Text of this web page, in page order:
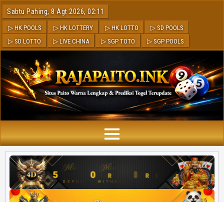
Sabtu Pahing, 8 Agt 2026, 02:11
▷ HK POOLS ▷ HK LOTTERY ▷ HK LOTTO
▷ SD POOLS
▷ SD LOTTO
▷ LIVE CHINA ▷ SGP TOTO ▷ SGP POOLS